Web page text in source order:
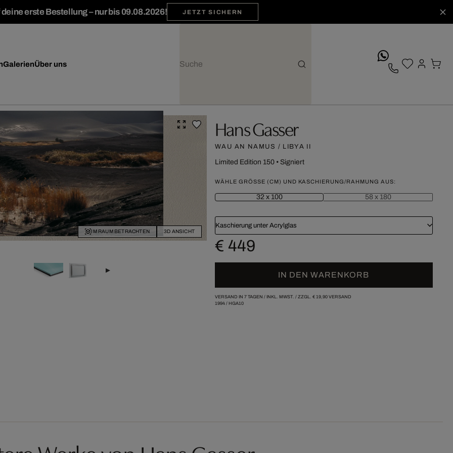
erste Bestellung – nur bis 09.08.2026! JETZT SICHERN
GalerienÜber uns
IM RAUM BETRACHTEN 3D ANSICHT
Hans Gasser
WAU AN NAMUS / LIBYA II
Limited Edition 150• Signiert
WÄHLE GRÖSSE (CM) UND KASCHIERUNG/RAHMUNG AUS:
32 x 100 58 x 180
Kaschierung unter Acrylglas
€ 449
IN DEN WARENKORB
VERSAND IN 7 TAGEN / INKL. MWST. / ZZGL. € 19,90VERSAND
1994/ HGA10